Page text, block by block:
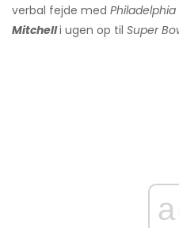
verbal fejde med Philadelphia
Mitchelli ugen op til Super